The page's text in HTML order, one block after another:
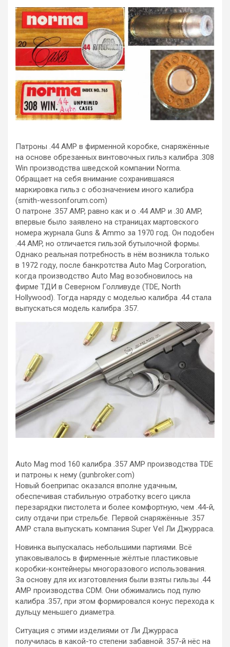
Патроны .44 АМР в фирменной коробке, снаряжённые
на основе обрезанных винтовочных гильз калибра .308
Win производства шведской компании Norma.
Обращает на себя внимание сохранившаяся
маркировка гильз с обозначением иного калибра
(smith-wessonforum.com)
О патроне .357 AMP, равно как и о .44 AMP и .30 AMP,
впервые было заявлено на страницах мартовского
номера журнала Guns & Ammo за 1970 год. Он подобен
.44 AMP, но отличается гильзой бутылочной формы.
Однако реальная потребность в нём возникла только
в 1972 году, после банкротства Аuto Мag Сorporation,
когда производство Auto Mag возобновилось на
фирме ТДИ в Северном Голливуде (TDE, North
Hollywood). Тогда наряду с моделью калибра .44 стала
выпускаться модель калибра .357.
Auto Mag mod 160 калибра .357 АМР производства TDE
и патроны к нему (gunbroker.com)
Новый боеприпас оказался вполне удачным,
обеспечивая стабильную отработку всего цикла
перезарядки пистолета и более комфортную, чем .44-й,
силу отдачи при стрельбе. Первой снаряжённые .357
АМР стала выпускать компания Super Vel Ли Джурраса.
Новинка выпускалась небольшими партиями. Всё
упаковывалось в фирменные жёлтые пластиковые
коробки-контейнеры многоразового использования.
За основу для их изготовления были взяты гильзы .44
АМР производства CDM. Они обжимались под пулю
калибра .357, при этом формировался конус перехода к
дульцу меньшего диаметра.
Ситуация с этими изделиями от Ли Джурраса
получилась в какой-то степени забавной. 357-й нёс на